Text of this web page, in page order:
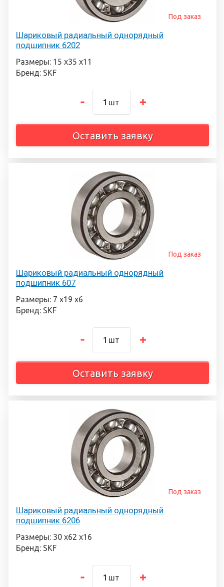
Шариковый радиальный однорядный
подшипник 6202
Под заказ
Размеры: 15 х35 х11
Бренд: SKF
шт
Оставить заявку
Шариковый радиальный однорядный
подшипник 607
Под заказ
Размеры: 7 х19 х6
Бренд: SKF
шт
Оставить заявку
Шариковый радиальный однорядный
подшипник 6206
Под заказ
Размеры: 30 х62 х16
Бренд: SKF
шт